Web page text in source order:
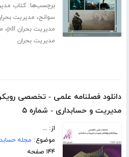
برچسب‌ها:کتاب
سوانح، مدیریت
مدیریت بحران pdf ،
مدیریت بحران
دانلود فصلنامه علمی - تخصصی
مدیریت و حسابداری - شماره ۵
از: ...
موضوع: مجله
۱۴۴ صفحه